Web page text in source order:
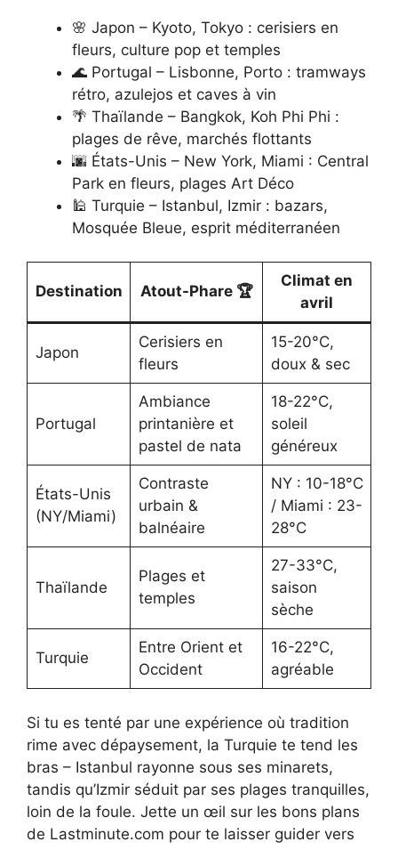
🌸 Japon – Kyoto, Tokyo : cerisiers en
fleurs, culture pop et temples
🌊 Portugal – Lisbonne, Porto : tramways
rétro, azulejos et caves à vin
🌴 Thaïlande – Bangkok, Koh Phi Phi :
plages de rêve, marchés flottants
🌆 États-Unis – New York, Miami : Central
Park en fleurs, plages Art Déco
🕌 Turquie – Istanbul, Izmir : bazars,
Mosquée Bleue, esprit méditerranéen
Destination Atout-Phare 🏆
Climat en
avril
Japon
Cerisiers en
fleurs
15-20°C,
doux & sec
Portugal
Ambiance
printanière et
pastel de nata
18-22°C,
soleil
généreux
États-Unis
(NY/Miami)
Contraste
urbain &
balnéaire
NY : 10-18°C
/ Miami : 23-
28°C
Thaïlande
Plages et
temples
27-33°C,
saison
sèche
Turquie
Entre Orient et
Occident
16-22°C,
agréable
Si tu es tenté par une expérience où tradition
rime avec dépaysement, la Turquie te tend les
bras – Istanbul rayonne sous ses minarets,
tandis qu’Izmir séduit par ses plages tranquilles,
loin de la foule. Jette un œil sur les bons plans
de Lastminute.com pour te laisser guider vers